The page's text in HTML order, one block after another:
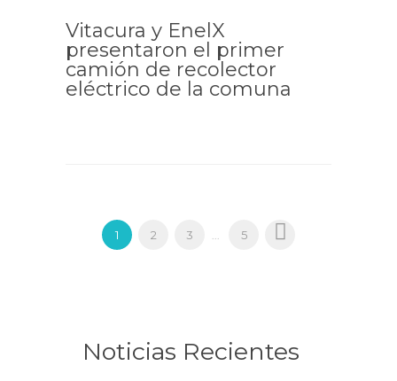
Vitacura y EnelX
presentaron el primer
camión de recolector
eléctrico de la comuna
1 2 3 5
Noticias Recientes